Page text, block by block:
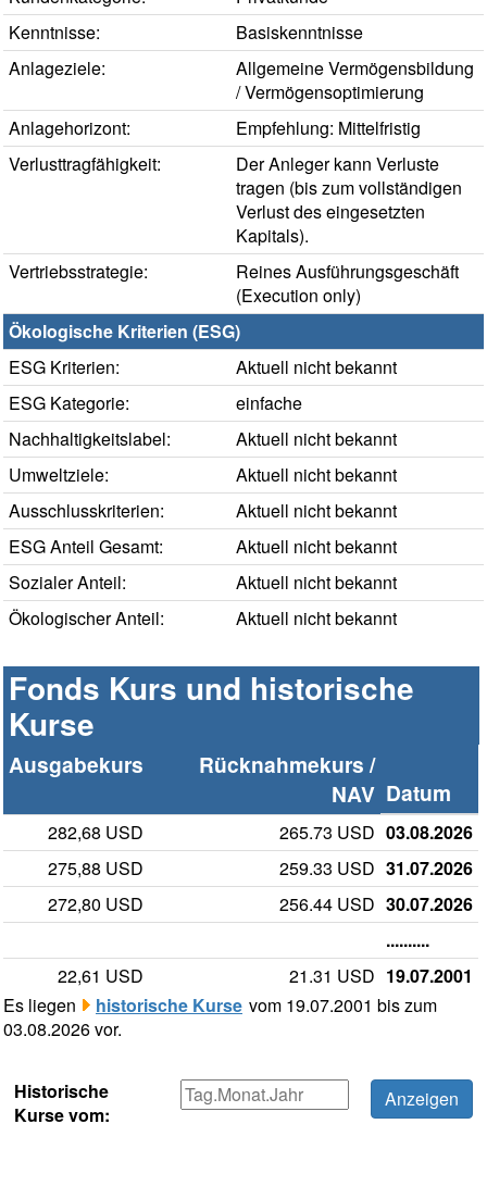
Kenntnisse:
Basiskenntnisse
Anlageziele:
Allgemeine Vermögensbildung
/ Vermögensoptimierung
Anlagehorizont:
Empfehlung: Mittelfristig
Verlusttragfähigkeit:
Der Anleger kann Verluste
tragen (bis zum vollständigen
Verlust des eingesetzten
Kapitals).
Vertriebsstrategie:
Reines Ausführungsgeschäft
(Execution only)
Ökologische Kriterien (ESG)
ESG Kriterien:
Aktuell nicht bekannt
ESG Kategorie:
einfache
Nachhaltigkeitslabel:
Aktuell nicht bekannt
Umweltziele:
Aktuell nicht bekannt
Ausschlusskriterien:
Aktuell nicht bekannt
ESG Anteil Gesamt:
Aktuell nicht bekannt
Sozialer Anteil:
Aktuell nicht bekannt
Ökologischer Anteil:
Aktuell nicht bekannt
Fonds Kurs und historische
Kurse
Ausgabekurs
Rücknahmekurs /
NAV Datum
282,68 USD 265.73 USD 03.08.2026
275,88 USD
259.33 USD 31.07.2026
272,80 USD
256.44 USD 30.07.2026
..........
22,61 USD
21.31 USD 19.07.2001
Es liegen
historische Kurse vom 19.07.2001 bis zum
03.08.2026 vor.
Historische
Kurse vom: